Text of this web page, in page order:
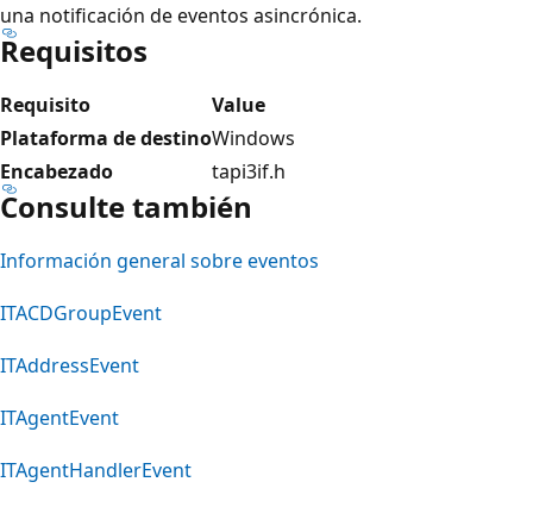
una notificación de eventos asincrónica.
Requisitos
Requisito
Value
Plataforma de destinoWindows
Encabezado
tapi3if.h
Consulte también
Información general sobre eventos
ITACDGroupEvent
ITAddressEvent
ITAgentEvent
ITAgentHandlerEvent